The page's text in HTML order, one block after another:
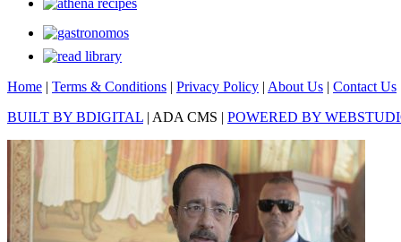
Home | Terms & Conditions | Privacy Policy | About Us | Contact Us
BUILT BY BDIGITAL | ADA CMS | POWERED BY